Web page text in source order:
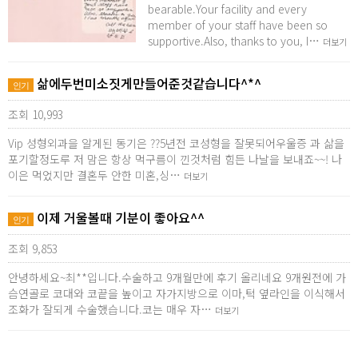
bearable.Your facility and every
member of your staff have been so
supportive.Also, thanks to you, I… 더보기
인기 삶에두번미소짓게만들어준것같습니다^*^
조회 10,993
Vip 성형외과을 알게된 동기은 ??5년전 코성형을 잘못되어우울증 과 삶을
포기할정도루 저 맘은 항상 먹구름이 낀것처럼 힘든 나날을 보내죠~~! 나
이은 먹었지만 결혼두 안한 미혼,싱… 더보기
인기 이제 거울볼때 기분이 좋아요^^
조회 9,853
안녕하세요~최**입니다.수술하고 9개월만에 후기 올리네요 9개원전에 가
슴연골로 코대와 코끝을 높이고 자가지방으로 이마,턱 옆라인을 이식해서
조화가 잘되게 수술했습니다.코는 매우 자… 더보기